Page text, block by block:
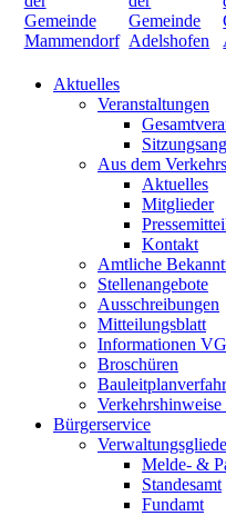
Aktuelles
Veranstaltungen
Aus dem
Aktuelles
Mitglieder
Kontakt
Amtliche
Stellenangebote
Ausschreibungen
Mitteilungsblatt
Informationen VG
Broschüren
Bürgerservice
Melde- &
Standesamt
Fundamt